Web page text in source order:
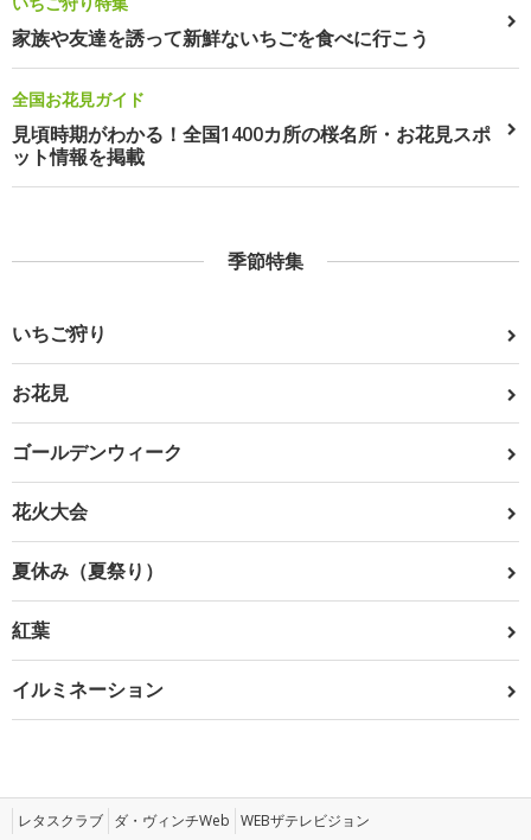
家族や友達を誘って新鮮ないちごを食べに行こう
全国お花見ガイド
見頃時期がわかる！全国1400カ所の桜名所・お花見スポ
ット情報を掲載
季節特集
いちご狩り
お花見
ゴールデンウィーク
花火大会
夏休み（夏祭り）
紅葉
イルミネーション
レタスクラブ ダ・ヴィンチWeb WEBザテレビジョン